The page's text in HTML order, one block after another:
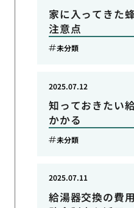
家に入ってきた
注意点
未分類
知っておきたい
かかる
2025.07.12
未分類
給湯器交換の費
2025.07.11